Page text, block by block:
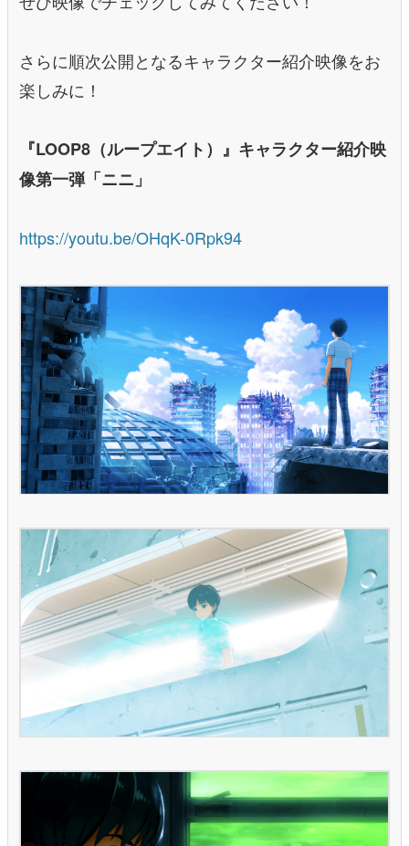
さらに順次公開となるキャラクター紹介映像をお
楽しみに！
『LOOP8（ループエイト）』キャラクター紹介映
像第一弾「ニニ」
https://youtu.be/OHqK-0Rpk94